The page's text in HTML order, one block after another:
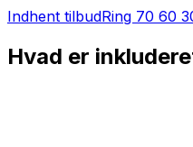
Indhent tilbudRing 70 60
Hvad er